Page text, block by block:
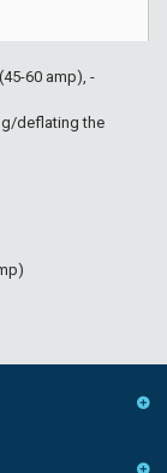
60 amp), -
deflating the